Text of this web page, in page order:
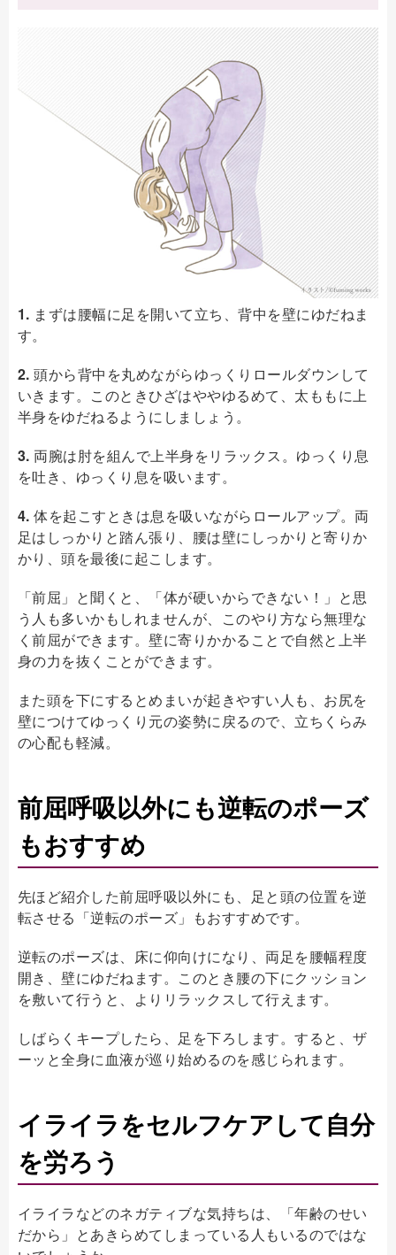
1. まずは腰幅に足を開いて立ち、背中を壁にゆだねま
す。
2.頭から背中を丸めながらゆっくりロールダウンして
いきます。このときひざはややゆるめて、太ももに上
半身をゆだねるようにしましょう。
3. 両腕は肘を組んで上半身をリラックス。ゆっくり息
を吐き、ゆっくり息を吸います。
4.体を起こすときは息を吸いながらロールアップ。両
足はしっかりと踏ん張り、腰は壁にしっかりと寄りか
かり、頭を最後に起こします。
「前屈」と聞くと、「体が硬いからできない！」と思
う人も多いかもしれませんが、このやり方なら無理な
く前屈ができます。壁に寄りかかることで自然と上半
身の力を抜くことができます。
また頭を下にするとめまいが起きやすい人も、お尻を
壁につけてゆっくり元の姿勢に戻るので、立ちくらみ
の心配も軽減。
前屈呼吸以外にも逆転のポーズ
もおすすめ
先ほど紹介した前屈呼吸以外にも、足と頭の位置を逆
転させる「逆転のポーズ」もおすすめです。
逆転のポーズは、床に仰向けになり、両足を腰幅程度
開き、壁にゆだねます。このとき腰の下にクッション
を敷いて行うと、よりリラックスして行えます。
しばらくキープしたら、足を下ろします。すると、ザ
ーッと全身に血液が巡り始めるのを感じられます。
イライラをセルフケアして自分
を労ろう
イライラなどのネガティブな気持ちは、「年齢のせい
だから」とあきらめてしまっている人もいるのではな